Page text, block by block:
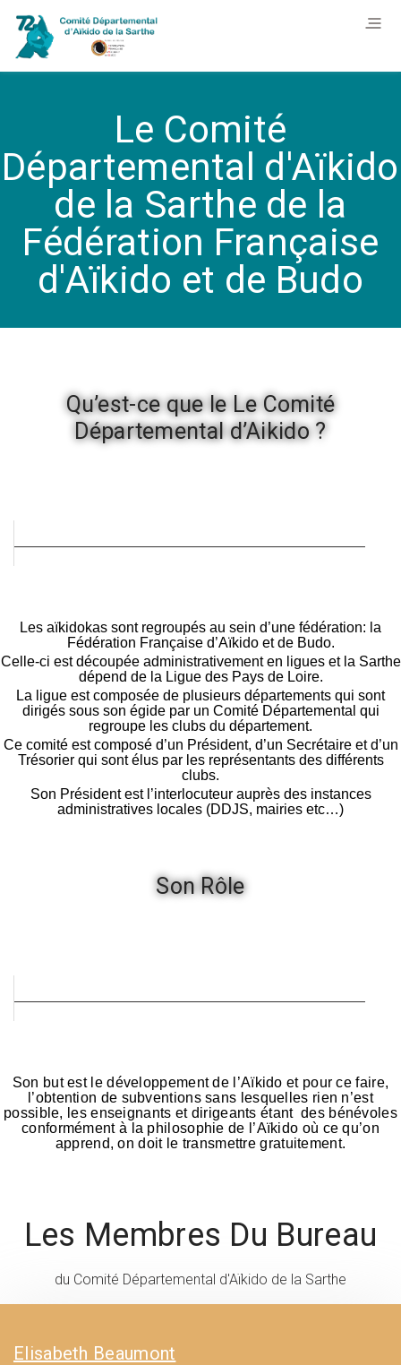
Le Comité
Départemental d'Aïkido
de la Sarthe de la
Fédération Française
d'Aïkido et de Budo
Qu’est-ce que le Le Comité
Départemental d’Aikido ?
Les aïkidokas sont regroupés au sein d’une fédération: la
Fédération Française d’Aïkido et de Budo.
Celle-ci est découpée administrativement en ligues et la Sarthe
dépend de la Ligue des Pays de Loire.
La ligue est composée de plusieurs départements qui sont
dirigés sous son égide par un Comité Départemental qui
regroupe les clubs du département.
Ce comité est composé d’un Président, d’un Secrétaire et d’un
Trésorier qui sont élus par les représentants des différents
clubs.
Son Président est l’interlocuteur auprès des instances
administratives locales (DDJS, mairies etc…)
Son Rôle
Son but est le développement de l’Aïkido et pour ce faire,
l’obtention de subventions sans lesquelles rien n’est
possible, les enseignants et dirigeants étant des bénévoles
conformément à la philosophie de l’Aïkido où ce qu’on
apprend, on doit le transmettre gratuitement.
Les Membres Du Bureau
du Comité Départemental d'Aïkido de la Sarthe
Elisabeth Beaumont